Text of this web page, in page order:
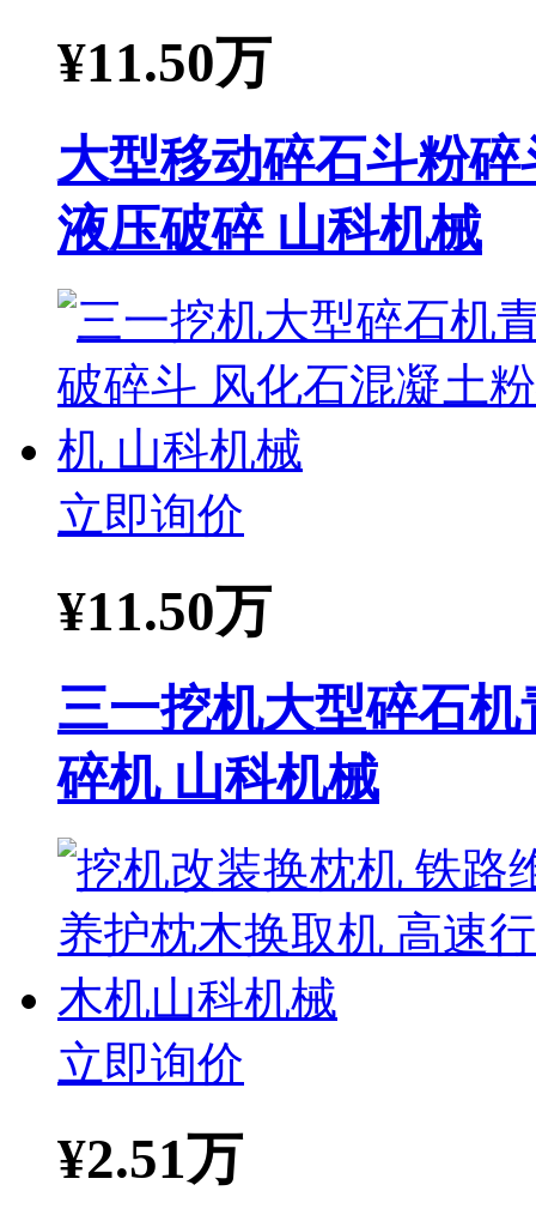
¥11.50万
大型移动碎石斗粉
液压破碎 山科机械
立即询价
¥11.50万
三一挖机大型碎石
碎机 山科机械
立即询价
¥2.51万